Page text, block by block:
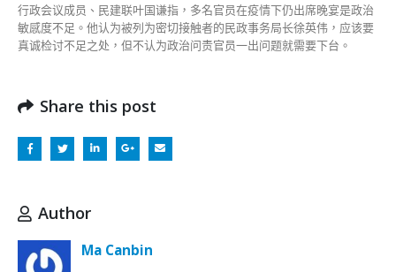
行政会议成员、民建联叶国谦指，多名官员在疫情下仍出席晚宴是政治
敏感度不足。他认为被列为密切接触者的民政事务局长徐英伟，应该要
真诚检讨不足之处，但不认为政治问责官员一出问题就需要下台。
Share this post
Author
Ma Canbin